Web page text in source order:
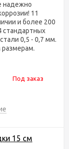
надежно
11
и более 200
стандартных
0,5 - 0,7 мм.
Под заказ
15 см